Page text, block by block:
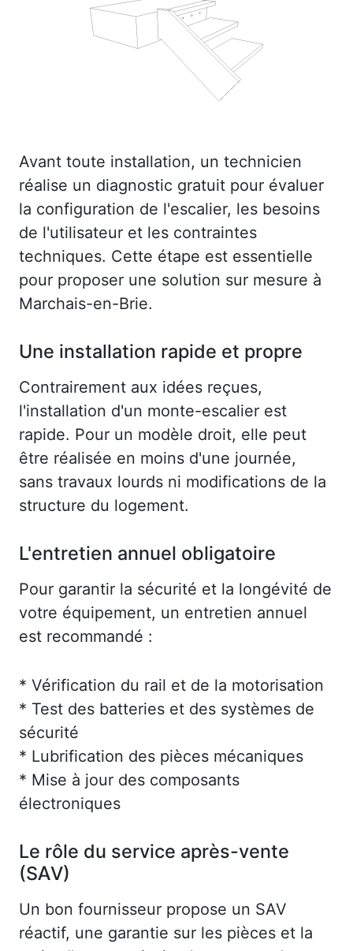
Avant toute installation, un technicien
réalise un diagnostic gratuit pour évaluer
la configuration de l'escalier, les besoins
de l'utilisateur et les contraintes
techniques. Cette étape est essentielle
pour proposer une solution sur mesure à
Marchais-en-Brie.
Une installation rapide et propre
Contrairement aux idées reçues,
l'installation d'un monte-escalier est
rapide. Pour un modèle droit, elle peut
être réalisée en moins d'une journée,
sans travaux lourds ni modifications de la
structure du logement.
L'entretien annuel obligatoire
Pour garantir la sécurité et la longévité de
votre équipement, un entretien annuel
est recommandé :
* Vérification du rail et de la motorisation
* Test des batteries et des systèmes de
sécurité
* Lubrification des pièces mécaniques
* Mise à jour des composants
électroniques
Le rôle du service après-vente
(SAV)
Un bon fournisseur propose un SAV
réactif, une garantie sur les pièces et la